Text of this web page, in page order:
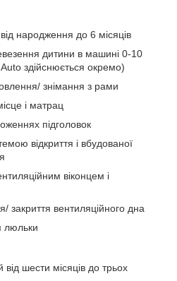
народження до 6 місяців
дитини в машині 0-10
здійснюється окремо)
знімання з рами
і матрац
підголовок
відкриття і вбудованої
віконцем і
закриття вентиляційного дна
люльки
шести місяців до трьох